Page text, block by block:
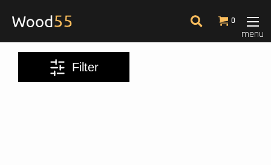
0
menu
Filter
Meest bekeken
Filter